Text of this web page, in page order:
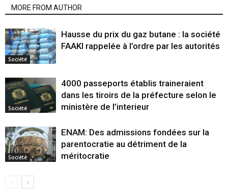
MORE FROM AUTHOR
Société
Hausse du prix du gaz butane : la société
FAAKI rappelée à l’ordre par les autorités
Société
4000 passeports établis traineraient
dans les tiroirs de la préfecture selon le
ministère de l’interieur
Société
ENAM: Des admissions fondées sur la
parentocratie au détriment de la
méritocratie